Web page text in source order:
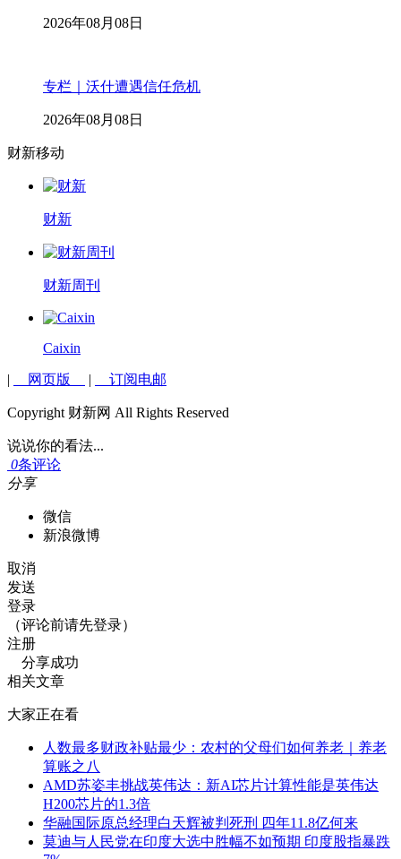
2026年08月08日
专栏｜沃什遭遇信任危机
2026年08月08日
财新移动
财新
财新周刊
Caixin
| 网页版 | 订阅电邮
Copyright 财新网 All Rights Reserved
说说你的看法...
0条评论
分享
微信
新浪微博
取消
发送
登录
（评论前请先登录）
注册
分享成功
相关文章
大家正在看
人数最多财政补贴最少：农村的父母们如何养老｜养老
算账之八
AMD苏姿丰挑战英伟达：新AI芯片计算性能是英伟达
H200芯片的1.3倍
华融国际原总经理白天辉被判死刑 四年11.8亿何来
莫迪与人民党在印度大选中胜幅不如预期 印度股指暴跌